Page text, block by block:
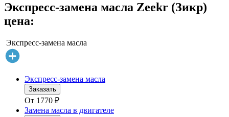
Экспресс-замена масла Zeekr (Зикр)
цена:
Экспресс-замена масла
Экспресс-замена масла
Заказать
От 1770 ₽
Замена масла в двигателе